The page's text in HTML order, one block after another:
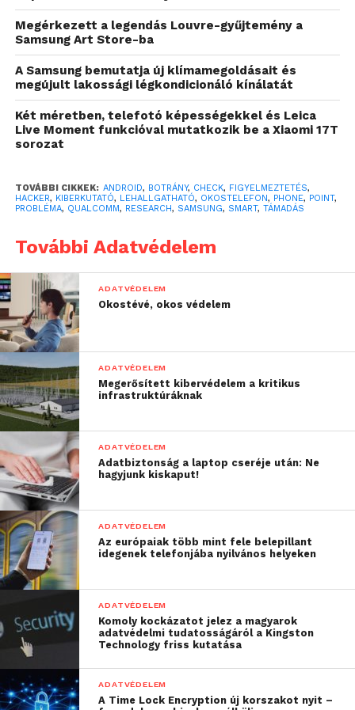
nem egyetlen gyártó készülékében tűnnek fel –
üzletelnek többek közt az LG, a Samsung, de a
Xiaomi képviselőivel is. Ennél fogva a sérülékenység
sem egyetlen márka eszközében fedezhető fel. A
hiba egyébként a CVE-2020-11292 azonosítót kapta.
A Qualcomm tájékoztatása szerint már értesítette a
hogy a javítás mégis mikor válhat elérhetővé a
céleszközön. A gyorsabbak egyike közé sorolható a
kiadta a nélkülözhetetlen szoftverváltozatokat, így a
legtöbb készülék – állítják – védettnek tekinthető a
Qualcomm-ügyben. A frissítések persze nem
mennek fel maguktól az eszközökre, azt minden
esetben a készülék tulajdonosának kell telepíteni.
“Aki Samsung-mobilt
használ, feltétlenül
nézzen rá a beállítások
közt, érkezett-e új
rendszerverzió.”
Megérkezett a legendás Louvre-gyűjtemény a
Samsung Art Store-ba
A Samsung bemutatja új klímamegoldásait és
megújult lakossági légkondicionáló kínálatát
Két méretben, telefotó képességekkel és Leica
Live Moment funkcióval mutatkozik be a Xiaomi 17T
sorozat
TOVÁBBI CIKKEK: ANDROID, BOTRÁNY, CHECK, FIGYELMEZTETÉS,
HACKER, KIBERKUTATÓ, LEHALLGATHATÓ, OKOSTELEFON, PHONE, POINT,
PROBLÉMA, QUALCOMM, RESEARCH, SAMSUNG, SMART, TÁMADÁS
További Adatvédelem
ADATVÉDELEM
Okostévé, okos védelem
ADATVÉDELEM
Megerősített kibervédelem a kritikus
infrastruktúráknak
ADATVÉDELEM
Adatbiztonság a laptop cseréje után: Ne
hagyjunk kiskaput!
ADATVÉDELEM
Az európaiak több mint fele belepillant
idegenek telefonjába nyilvános helyeken
ADATVÉDELEM
Komoly kockázatot jelez a magyarok
adatvédelmi tudatosságáról a Kingston
Technology friss kutatása
ADATVÉDELEM
A Time Lock Encryption új korszakot nyit –